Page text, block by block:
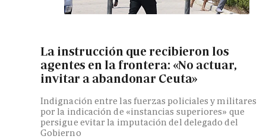
La instrucción que recibieron los
agentes en la frontera: «No actuar,
invitar a abandonar Ceuta»
Indignación entre las fuerzas policiales y militares
por la indicación de «instancias superiores» que
persigue evitar la imputación del delegado del
Gobierno